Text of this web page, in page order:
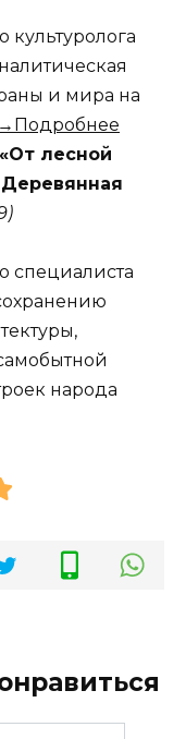
культуролога
и мира на
→Подробнее
лесной
специалиста
народа